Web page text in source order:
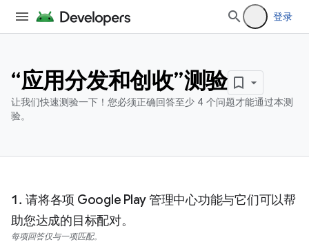
登录
“应用分发和创收”测验
让我们快速测验一下！您必须正确回答至少 4 个问题才能通过本测
验。
请将各项 Google Play 管理中心功能与它们可以帮
助您达成的目标配对。
每项回答仅与一项匹配。